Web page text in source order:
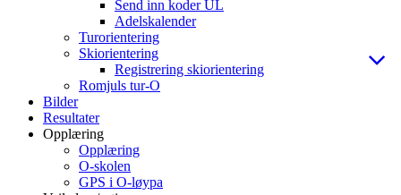
Send inn koder UL
Adelskalender
Turorientering
Skiorientering
Registrering skiorientering
Romjuls tur-O
Bilder
Resultater
Opplæring
Opplæring
O-skolen
GPS i O-løypa